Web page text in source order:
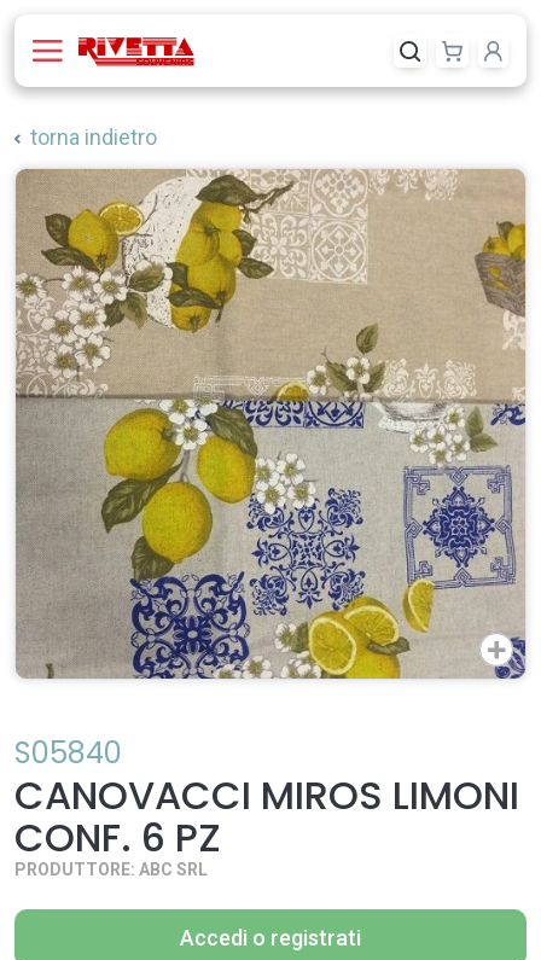
torna indietro
S05840
CANOVACCI MIROS LIMONI
CONF. 6 PZ
PRODUTTORE: ABC SRL
Accedi o registrati